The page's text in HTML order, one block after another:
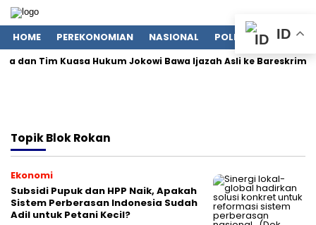
HOME PEREKONOMIAN NASIONAL POLITIK LIFESTYLE
dan Tim Kuasa Hukum Jokowi Bawa Ijazah Asli ke Bareskrim
TopikBlok Rokan
Ekonomi
Subsidi Pupuk dan HPP Naik, Apakah
Sistem Perberasan Indonesia Sudah
Adil untuk Petani Kecil?
ID